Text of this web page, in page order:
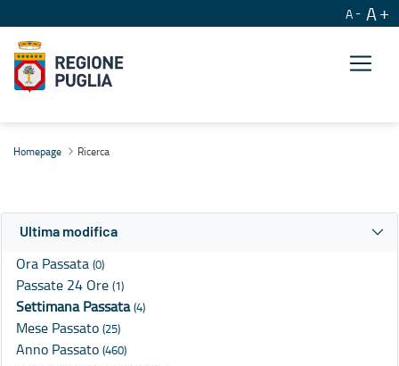
A A
Homepage Ricerca
Ultima modifica
Ora Passata (0)
Passate 24 Ore (1)
Settimana Passata(4)
Mese Passato (25)
Anno Passato (460)